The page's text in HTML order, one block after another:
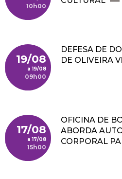
10h00
19/08
19/08
09h00
DEFESA DE
DE OLIVEIRA
17/08
17/08
15h00
OFICINA DE
ABORDA
CORPORAL